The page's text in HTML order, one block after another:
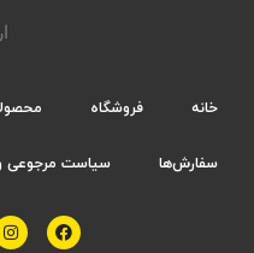
خانه فروشگاه
سفارش‌ها سیاست مرجوعی